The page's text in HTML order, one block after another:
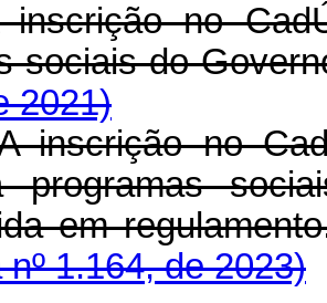
no
sociais do
2021)
no
programas
em
1.164, de 2023)